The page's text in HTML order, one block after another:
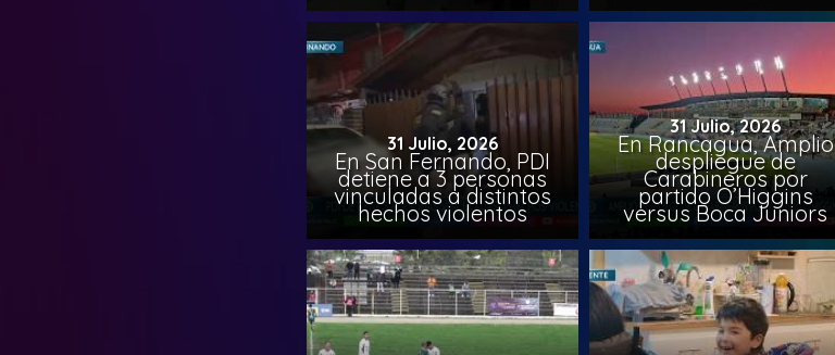
31 Julio, 2026
En San Fernando, PDI
detiene a 3 personas
vinculadas a distintos
hechos violentos
31 Julio, 2026
En Rancagua, Amplio
despliegue de
Carabineros por
partido O’Higgins
versus Boca Juniors